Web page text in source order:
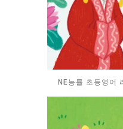
NE능률 초등영어